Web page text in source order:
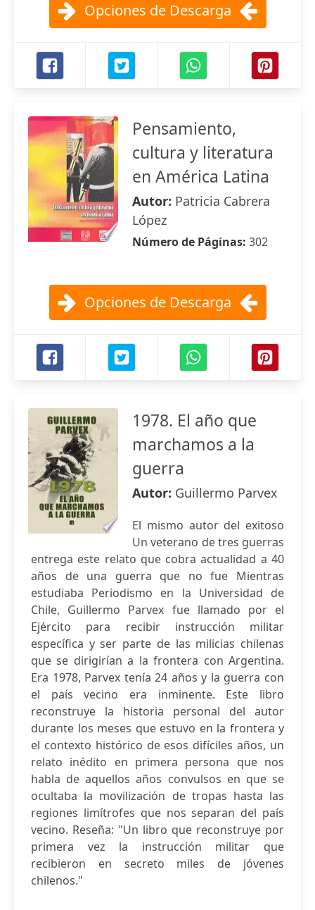
Opciones de Descarga
Pensamiento,
cultura y literatura
en América Latina
Autor: Patricia Cabrera
López
Número de Páginas: 302
Opciones de Descarga
1978. El año que
marchamos a la
guerra
Autor: Guillermo Parvex
El mismo autor del exitoso
Un veterano de tres guerras
entrega este relato que cobra actualidad a 40
años de una guerra que no fue Mientras
estudiaba Periodismo en la Universidad de
Chile, Guillermo Parvex fue llamado por el
Ejército para recibir instrucción militar
específica y ser parte de las milicias chilenas
que se dirigirían a la frontera con Argentina.
Era 1978, Parvex tenía 24 años y la guerra con
el país vecino era inminente. Este libro
reconstruye la historia personal del autor
durante los meses que estuvo en la frontera y
el contexto histórico de esos difíciles años, un
relato inédito en primera persona que nos
habla de aquellos años convulsos en que se
ocultaba la movilización de tropas hasta las
regiones limítrofes que nos separan del país
vecino. Reseña: "Un libro que reconstruye por
primera vez la instrucción militar que
recibieron en secreto miles de jóvenes
chilenos."